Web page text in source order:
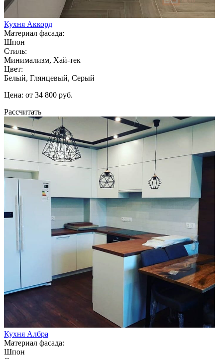
Кухня Аккорд
Материал фасада:
Шпон
Стиль:
Минимализм, Хай-тек
Цвет:
Белый, Глянцевый, Серый
Цена: от 34 800 руб.
Рассчитать
Кухня Албра
Материал фасада:
Шпон